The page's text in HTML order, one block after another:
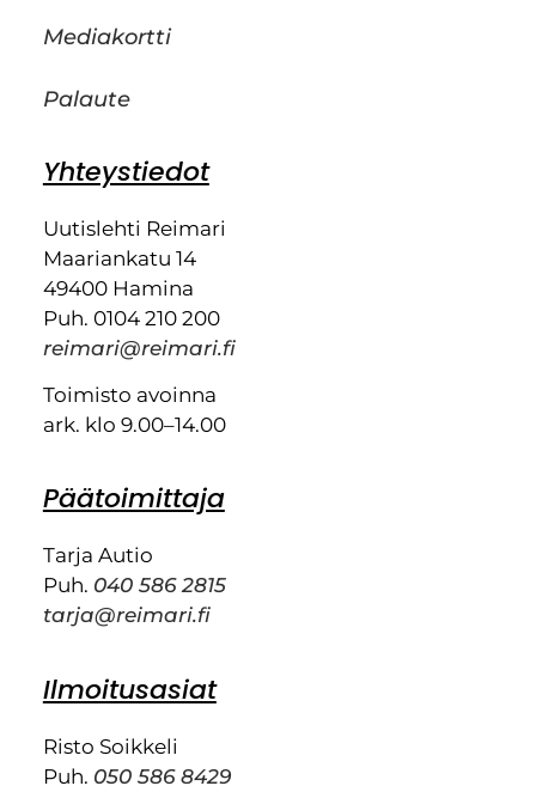
Mediakortti
Palaute
Yhteystiedot
Uutislehti Reimari
Maariankatu 14
49400 Hamina
Puh. 0104 210 200
reimari@reimari.fi
Toimisto avoinna
ark. klo 9.00–14.00
Päätoimittaja
Tarja Autio
Puh. 040 586 2815
tarja@reimari.fi
Ilmoitusasiat
Risto Soikkeli
Puh. 050 586 8429